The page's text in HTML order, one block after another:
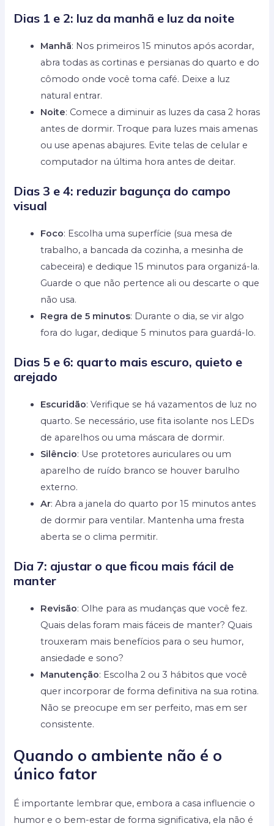
Dias 1 e 2: luz da manhã e luz da noite
Manhã: Nos primeiros 15 minutos após acordar,
abra todas as cortinas e persianas do quarto e do
cômodo onde você toma café. Deixe a luz
natural entrar.
Noite: Comece a diminuir as luzes da casa 2 horas
antes de dormir. Troque para luzes mais amenas
ou use apenas abajures. Evite telas de celular e
computador na última hora antes de deitar.
Dias 3 e 4: reduzir bagunça do campo
visual
Foco: Escolha uma superfície (sua mesa de
trabalho, a bancada da cozinha, a mesinha de
cabeceira) e dedique 15 minutos para organizá-la.
Guarde o que não pertence ali ou descarte o que
não usa.
Regra de 5 minutos: Durante o dia, se vir algo
fora do lugar, dedique 5 minutos para guardá-lo.
Dias 5 e 6: quarto mais escuro, quieto e
arejado
Escuridão: Verifique se há vazamentos de luz no
quarto. Se necessário, use fita isolante nos LEDs
de aparelhos ou uma máscara de dormir.
Silêncio: Use protetores auriculares ou um
aparelho de ruído branco se houver barulho
externo.
Ar: Abra a janela do quarto por 15 minutos antes
de dormir para ventilar. Mantenha uma fresta
aberta se o clima permitir.
Dia 7: ajustar o que ficou mais fácil de
manter
Revisão: Olhe para as mudanças que você fez.
Quais delas foram mais fáceis de manter? Quais
trouxeram mais benefícios para o seu humor,
ansiedade e sono?
Manutenção: Escolha 2 ou 3 hábitos que você
quer incorporar de forma definitiva na sua rotina.
Não se preocupe em ser perfeito, mas em ser
consistente.
Quando o ambiente não é o
único fator
É importante lembrar que, embora a casa influencie o
humor e o bem-estar de forma significativa, ela não é